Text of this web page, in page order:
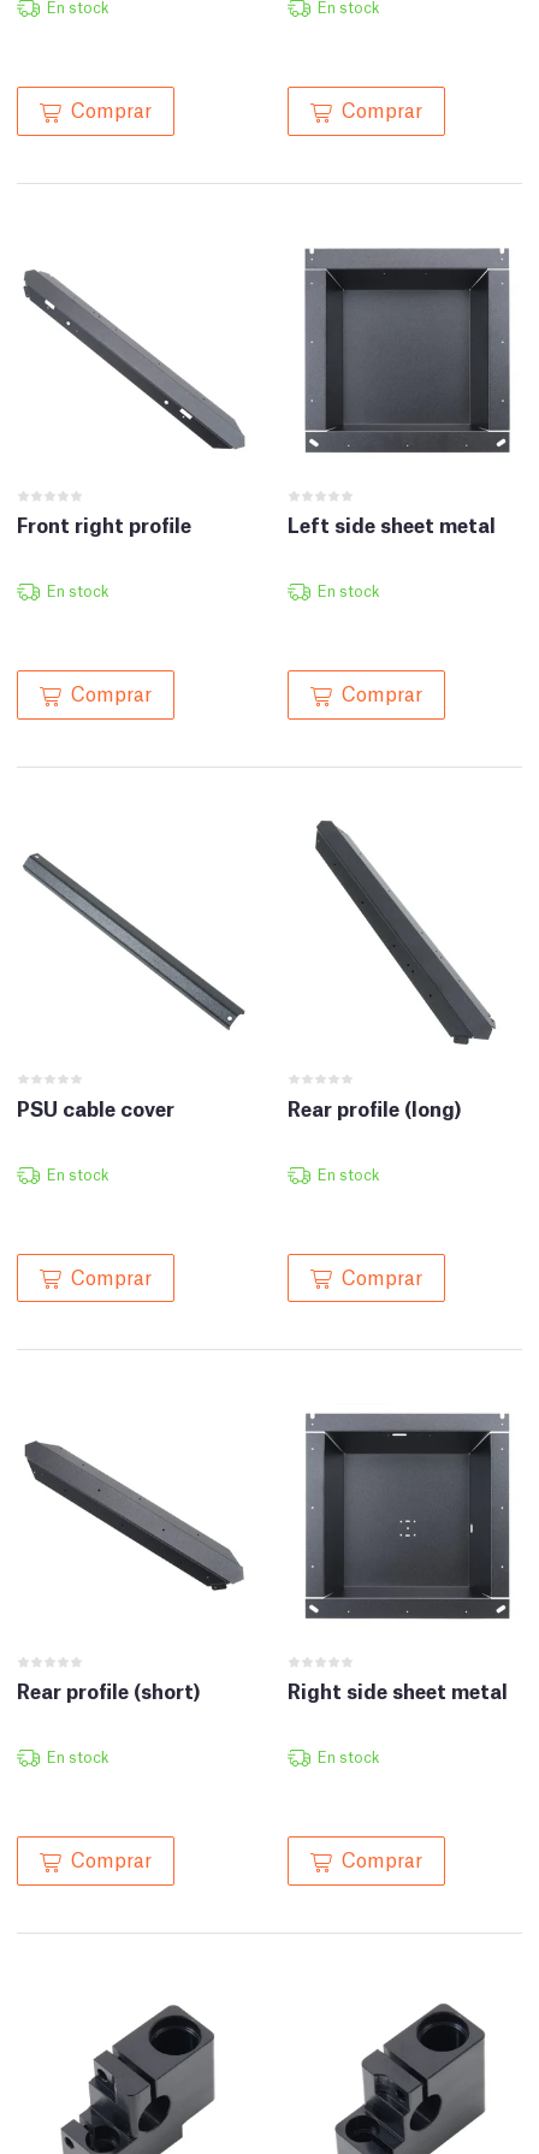
En stock
Comprar
En stock
Comprar
Front right profile
En stock
Comprar
Left side sheet metal
En stock
Comprar
PSU cable cover
En stock
Comprar
Rear profile (long)
En stock
Comprar
Rear profile (short)
En stock
Comprar
Right side sheet metal
En stock
Comprar